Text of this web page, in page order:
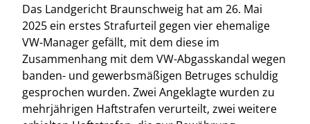
Das Landgericht Braunschweig hat am 26. Mai
2025 ein erstes Strafurteil gegen vier ehemalige
VW-Manager gefällt, mit dem diese im
Zusammenhang mit dem VW-Abgasskandal wegen
banden- und gewerbsmäßigen Betruges schuldig
gesprochen wurden. Zwei Angeklagte wurden zu
mehrjährigen Haftstrafen verurteilt, zwei weitere